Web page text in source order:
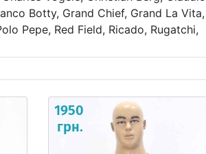
Botty, Grand Chief, Grand La Vita,
Pepe, Red Field, Ricado, Rugatchi,
1950
грн.